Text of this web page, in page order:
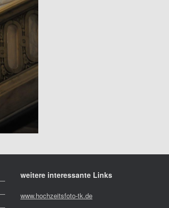
weitere interessante Links
www.hochzeitsfoto-tk.de